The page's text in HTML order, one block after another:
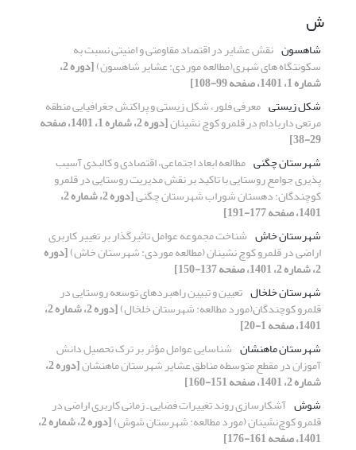
ش
شاهسون نقش عشایر در اقتصاد مقاومتی و امنیتی نسبت به
سکونتگاه های شهری(مطالعه موردی: عشایر شاهسون) [دوره 2،
شماره 1، 1401، صفحه 99-108]
شکل زیستی معرفی فلور، شکل زیستی و پراکنش جغرافیایی منطقه
مرتعی داربادام در قلمرو کوچ نشینان [دوره 2، شماره 1، 1401، صفحه
29-38]
شهرستان چگنی مطالعه ابعاد اجتماعی، اقتصادی و کالبدی آسیب
پذیری جوامع روستایی با تاکید بر نقش مدیریت روستایی در قلمرو
کوچندگان: دهستان شوراب شهرستان چگنی [دوره 2، شماره 2،
1401، صفحه 177-191]
شهرستان خاش شناخت مجموعه عوامل تاثیرگذار بر تغییر کاربری
اراضی در قلمرو کوچ نشینان (مطالعه موردی: شهرستان خاش)[دوره
2، شماره 2، 1401، صفحه 137-150]
شهرستان خلخال تعیین و تبیین راهبردهای توسعه روستایی در
قلمرو کوچندگان(مورد مطالعه: شهرستان خلخال) [دوره 2، شماره 2،
1401، صفحه 1-20]
شهرستان ماهنشان شناسایی عوامل مؤثر بر ترک تحصیل دانش
آموزان در مقطع متوسطه مناطق عشایر شهرستان ماهنشان [دوره 2،
شماره 2، 1401، صفحه 151-160]
شوش آشکارسازی روند تغییرات فضایی ـ زمانی کاربری اراضی در
قلمرو کوچ‌نشینان (مورد مطالعه: شهرستان شوش) [دوره 2، شماره 2،
1401، صفحه 161-176]